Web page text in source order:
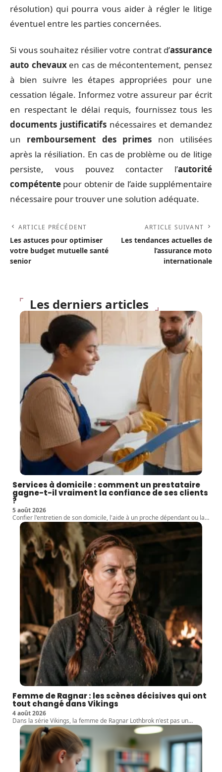
résolution) qui pourra vous aider à régler le litige
éventuel entre les parties concernées.
Si vous souhaitez résilier votre contrat d’assurance
auto chevauxen cas de mécontentement, pensez
à bien suivre les étapes appropriées pour une
cessation légale. Informez votre assureur par écrit
en respectant le délai requis, fournissez tous les
documents justificatifs nécessaires et demandez
un remboursement des primes non utilisées
après la résiliation. En cas de problème ou de litige
persiste, vous pouvez contacter l’autorité
compétente pour obtenir de l’aide supplémentaire
nécessaire pour trouver une solution adéquate.
ARTICLE PRÉCÉDENT
Les astuces pour optimiser
votre budget mutuelle santé
senior
ARTICLE SUIVANT
Les tendances actuelles de
l’assurance moto
internationale
Les derniers articles
Services à domicile : comment un prestataire
gagne-t-il vraiment la confiance de ses clients
?
5 août 2026
Confier l'entretien de son domicile, l'aide à un proche dépendant ou la…
Femme de Ragnar : les scènes décisives qui ont
tout changé dans Vikings
4 août 2026
Dans la série Vikings, la femme de Ragnar Lothbrok n'est pas un…